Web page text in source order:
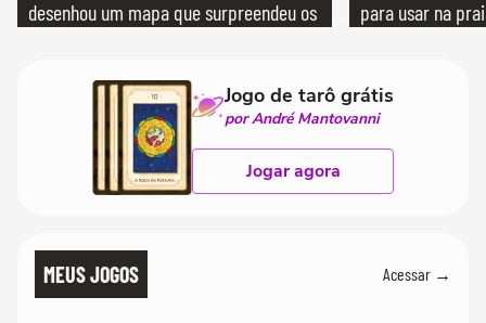
desenhou um mapa que surpreendeu os
para usar na
Jogo de tarô grátis
por André Mantovanni
Jogar agora
MEUS JOGOS Acessar →